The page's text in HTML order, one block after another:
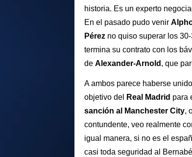
historia. Es un experto
En el pasado pudo venir
Pérez no quiso superar los
termina su contrato con los
de Alexander-Arnold , que
A ambos parece haberse unido
objetivo del
Real Madrid para
sanción al Manchester City,
contundente, veo realmente
igual manera, si no es el
casi toda seguridad al